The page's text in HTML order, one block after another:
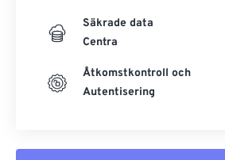
Säkrade data
Centra
Åtkomstkontroll och
Autentisering